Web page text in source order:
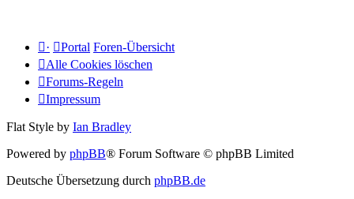
· Portal Foren-Übersicht
Alle Cookies löschen
Forums-Regeln
Impressum
Flat Style by Ian Bradley
Powered by phpBB® Forum Software © phpBB Limited
Deutsche Übersetzung durch phpBB.de